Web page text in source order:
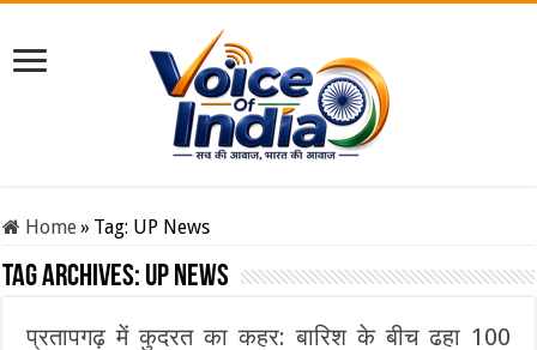
Home» Tag: UP News
Tag Archives: UP News
प्रतापगढ़ में कुदरत का कहर: बारिश के बीच ढहा 100